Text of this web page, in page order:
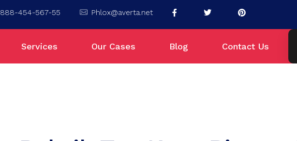
888-454-567-55 Phlox@averta.net
Services Our Cases Blog Contact Us